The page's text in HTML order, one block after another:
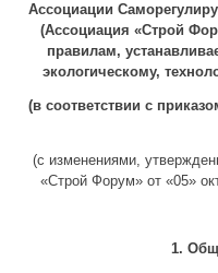
Ассоциации
(Ассоциация «Строй
правилам,
экологическому,
(в соответствии с
(с изменениями,
«Строй Форум» от «05»
1.